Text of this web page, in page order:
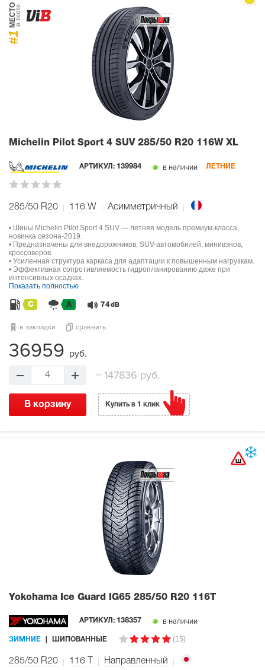
#1
МЕСТОв тесте
Michelin Pilot Sport 4 SUV 285/50 R20 116W XL
АРТИКУЛ: 139984 в наличии ЛЕТНИЕ
285/50 R20 116 W Асимметричный
• Шины Michelin Pilot Sport 4 SUV — летняя модель премиум-класса,
новинка сезона-2019.
• Предназначены для внедорожников, SUV-автомобилей, минивэнов,
кроссоверов.
• Усиленная структура каркаса для адаптации к повышенным нагрузкам.
• Эффективная сопротивляемость гидропланированию даже при
интенсивных осадках.
Показать полностью
C A 74dB
в закладки сравнить
36959 руб.
4 =147836 руб.
В корзину Купить в 1 клик
Yokohama Ice Guard IG65 285/50 R20 116T
АРТИКУЛ: 138357 в наличии
ЗИМНИЕ ШИПОВАННЫЕ (15)
285/50 R20 116 Направленный